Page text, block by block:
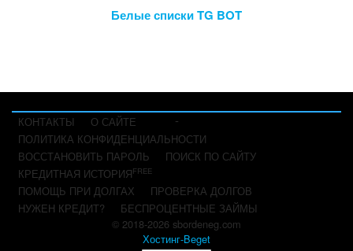
Белые списки TG BOT
-
КОНТАКТЫ
О САЙТЕ
ПОЛИТИКА КОНФИДЕНЦИАЛЬНОСТИ
ВОССТАНОВИТЬ ПАРОЛЬ
ПОИСК ПО САЙТУ
КРЕДИТНАЯ ИСТОРИЯFREE
ПОМОЩЬ ПРИ ДОЛГАХ
ПРОВЕРКА ДОЛГОВ
НУЖЕН КРЕДИТ?
БЕСПРОЦЕНТНЫЕ ЗАЙМЫ
© 2018-2026 sbordeneg.com
Хостинг-Beget